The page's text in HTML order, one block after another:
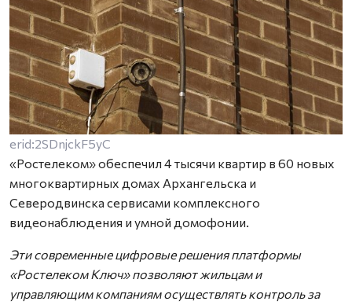
erid:2SDnjckF5yC
«Ростелеком» обеспечил 4 тысячи квартир в 60 новых
многоквартирных домах Архангельска и
Северодвинска сервисами комплексного
видеонаблюдения и умной домофонии.
Эти современные цифровые решения платформы
«Ростелеком Ключ» позволяют жильцам и
управляющим компаниям осуществлять контроль за